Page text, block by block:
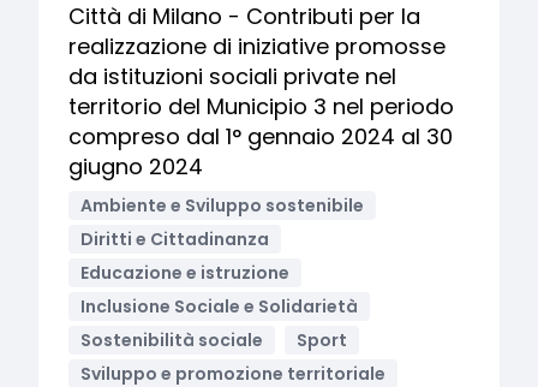
Città di Milano - Contributi per la
realizzazione di iniziative promosse
da istituzioni sociali private nel
territorio del Municipio 3 nel periodo
compreso dal 1° gennaio 2024 al 30
giugno 2024
Ambiente e Sviluppo sostenibile
Diritti e Cittadinanza
Educazione e istruzione
Inclusione Sociale e Solidarietà
Sostenibilità sociale
Sport
Sviluppo e promozione territoriale